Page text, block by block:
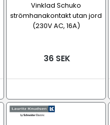
Vinklad Schuko
strömhanakontakt utan jord
(230V AC, 16A)
36 SEK